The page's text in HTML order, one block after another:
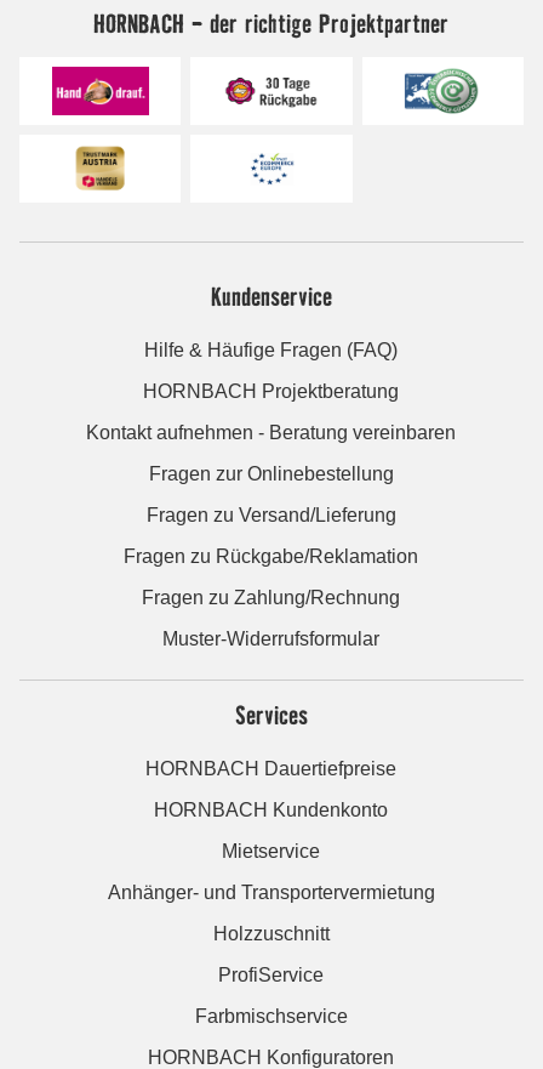
HORNBACH - der richtige Projektpartner
Kundenservice
Hilfe & Häufige Fragen (FAQ)
HORNBACH Projektberatung
Kontakt aufnehmen - Beratung vereinbaren
Fragen zur Onlinebestellung
Fragen zu Versand/Lieferung
Fragen zu Rückgabe/Reklamation
Fragen zu Zahlung/Rechnung
Muster-Widerrufsformular
Services
HORNBACH Dauertiefpreise
HORNBACH Kundenkonto
Mietservice
Anhänger- und Transportervermietung
Holzzuschnitt
ProfiService
Farbmischservice
HORNBACH Konfiguratoren